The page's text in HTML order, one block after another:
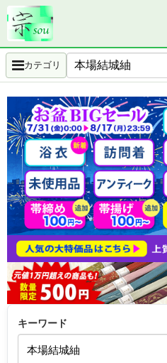
カテゴリ
キーワード